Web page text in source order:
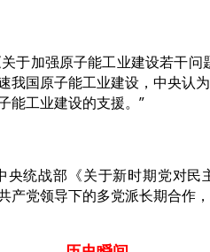
于加强原子能工业建设若干问
我国原子能工业建设，中央认
能工业建设的支援。”
央统战部《关于新时期党对民
产党领导下的多党派长期合作